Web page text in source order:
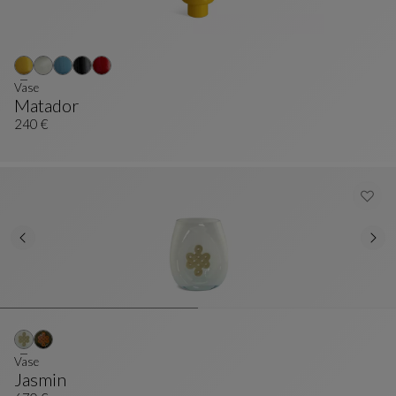
Matador
Vase
Siehe Vollständige Beschreibung
Vase
240 €
Jasmin
Vase